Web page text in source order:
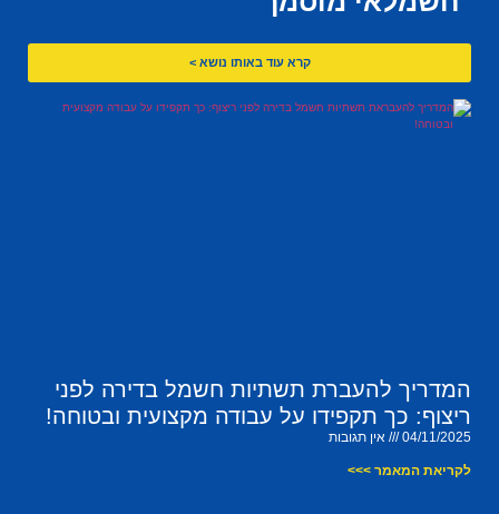
קרא עוד באותו נושא >
המדריך להעברת תשתיות חשמל בדירה לפני
ריצוף: כך תקפידו על עבודה מקצועית ובטוחה!
04/11/2025 אין תגובות
לקריאת המאמר >>>